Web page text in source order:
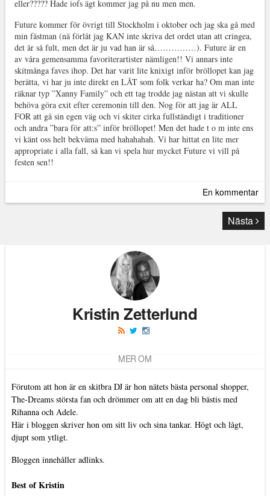
eller????? Hade iofs ägt kommer jag på nu men men.
Future kommer för övrigt till Stockholm i oktober och jag ska gå med
min fästman (nä förlåt jag KAN inte skriva det ordet utan att cringea,
det är så fult, men det är ju vad han är så……………). Future är en
av våra gemensamma favoriterartister nämligen!! Vi annars inte
skitmånga faves ihop. Det har varit lite knixigt inför bröllopet kan jag
berätta, vi har ju inte direkt en LÅT som folk verkar ha? Om man inte
räknar typ ”Xanny Family” och ett tag trodde jag nästan att vi skulle
behöva göra exit efter ceremonin till den. Nog för att jag är ALL
FOR att gå sin egen väg och vi skiter cirka fullständigt i traditioner
och andra ”bara för att:s” inför bröllopet! Men det hade t o m inte ens
vi känt oss helt bekväma med hahahahah. Vi har hittat en lite mer
appropriate i alla fall, så kan vi spela hur mycket Future vi vill på
festen sen!!
En kommentar
Nästa
Kristin Zetterlund
MER OM
Förutom att hon är en skitbra DJ är hon nätets bästa personal shopper,
The-Dreams största fan och drömmer om att en dag bli bästis med
Rihanna och Adele.
Här i bloggen skriver hon om sitt liv och sina tankar. Högt och lågt,
djupt som ytligt.
Bloggen innehåller adlinks.
Best of Kristin